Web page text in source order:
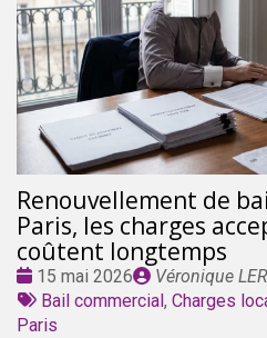
Renouvellement de
Paris, les charges
coûtent longtemps
Date
:
15 mai 2026
Publié
par
Véronique
Tags
:
Bail commercial , Charges
Paris